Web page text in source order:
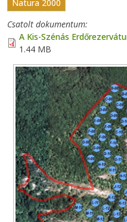
Natura 2000
Csatolt dokumentum
A Kis-Szénás
1.44 MB